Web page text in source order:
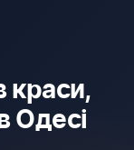
краси,
Одесі